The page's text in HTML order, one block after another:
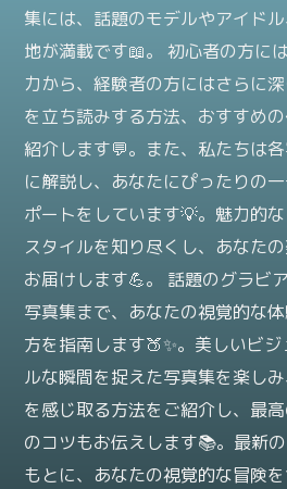
集には、話題のモデルやアイド
地が満載です📖。 初心者の方に
力から、経験者の方にはさらに
を立ち読みする方法、おすすめ
紹介します💬。また、私たちは
に解説し、あなたにぴったりの
ポートをしています💡。魅力的
スタイルを知り尽くし、あなた
お届けします💪。 話題のグラビ
写真集まで、あなたの視覚的な
方を指南します🍑✨。美しいビ
ルな瞬間を捉えた写真集を楽し
を感じ取る方法をご紹介し、最
のコツもお伝えします📚。最新
もとに、あなたの視覚的な冒険